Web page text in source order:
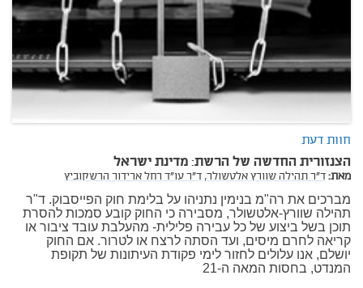
חוות דעת
הצנזורית החדשה של הרשת: מדינת ישראל
מאת:ד"ר תהילה שוורץ אלטשולר, ד"ר עו"ד רחל ארידור הרשקוביץ
מברכים את רה"מ בנימין נתניהו על בלימת חוק הפייסבוק. ד"ר
תהילה שוורץ-אלטשולר, מסבירה כי החוק קובע סמכות להסרת
תוכן בשל ביצוע של כל עבירה פלילית- מהעלבת עובד ציבור או
קריאה לחרם מיסים, ועד הסתה לרצח או לטרור. אם החוק
יושלם, אנו עלולים לחזור לימי פקודת העיתונות של תקופת
המנדט, בחסות המאה ה-21